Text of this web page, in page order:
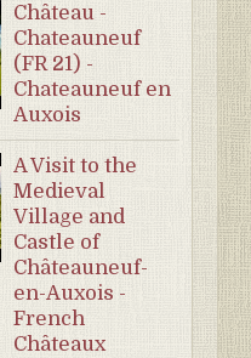
Château -
Chateauneuf
(FR 21) -
Chateauneuf en
Auxois
A Visit to the
Medieval
Village and
Castle of
Châteauneuf-
en-Auxois -
French
Châteaux